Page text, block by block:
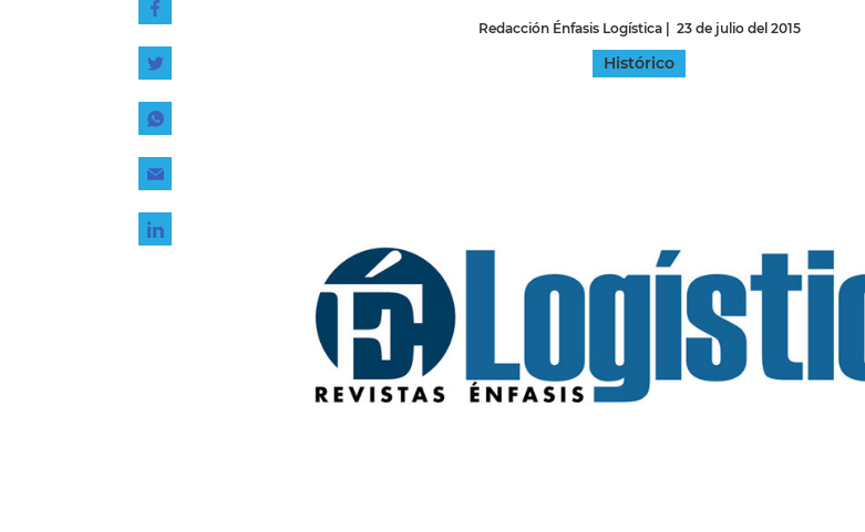
Logística y distribución
Redacción Énfasis Logística| 23 de julio del 2015
Histórico